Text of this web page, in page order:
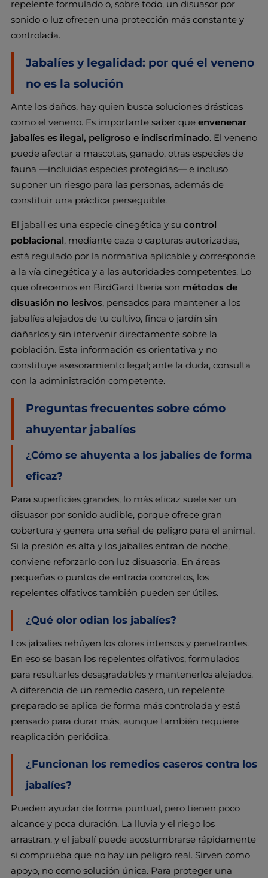
repelente formulado o, sobre todo, un disuasor por
sonido o luz ofrecen una protección más constante y
controlada.
Jabalíes y legalidad: por qué el veneno
no es la solución
Ante los daños, hay quien busca soluciones drásticas
como el veneno. Es importante saber que envenenar
jabalíes es ilegal, peligroso e indiscriminado. El veneno
puede afectar a mascotas, ganado, otras especies de
fauna —incluidas especies protegidas— e incluso
suponer un riesgo para las personas, además de
constituir una práctica perseguible.
El jabalí es una especie cinegética y su control
poblacional, mediante caza o capturas autorizadas,
está regulado por la normativa aplicable y corresponde
a la vía cinegética y a las autoridades competentes. Lo
que ofrecemos en BirdGard Iberia son métodos de
disuasión no lesivos, pensados para mantener a los
jabalíes alejados de tu cultivo, finca o jardín sin
dañarlos y sin intervenir directamente sobre la
población. Esta información es orientativa y no
constituye asesoramiento legal; ante la duda, consulta
con la administración competente.
Preguntas frecuentes sobre cómo
ahuyentar jabalíes
¿Cómo se ahuyenta a los jabalíes de forma
eficaz?
Para superficies grandes, lo más eficaz suele ser un
disuasor por sonido audible, porque ofrece gran
cobertura y genera una señal de peligro para el animal.
Si la presión es alta y los jabalíes entran de noche,
conviene reforzarlo con luz disuasoria. En áreas
pequeñas o puntos de entrada concretos, los
repelentes olfativos también pueden ser útiles.
¿Qué olor odian los jabalíes?
Los jabalíes rehúyen los olores intensos y penetrantes.
En eso se basan los repelentes olfativos, formulados
para resultarles desagradables y mantenerlos alejados.
A diferencia de un remedio casero, un repelente
preparado se aplica de forma más controlada y está
pensado para durar más, aunque también requiere
reaplicación periódica.
¿Funcionan los remedios caseros contra los
jabalíes?
Pueden ayudar de forma puntual, pero tienen poco
alcance y poca duración. La lluvia y el riego los
arrastran, y el jabalí puede acostumbrarse rápidamente
si comprueba que no hay un peligro real. Sirven como
apoyo, no como solución única. Para proteger una